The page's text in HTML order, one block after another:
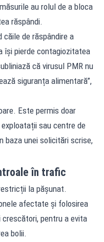
au rolul de a bloca
răspândi.
căile de răspândire a
își pierde contagiozitatea
că virusul PMR nu
siguranța alimentară”,
Este permis doar
sau centre de
baza unei solicitări scrise,
în trafic
la pășunat.
afectate și folosirea
pentru a evita
bolii.